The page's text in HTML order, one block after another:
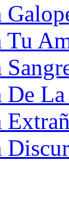
Tu
De